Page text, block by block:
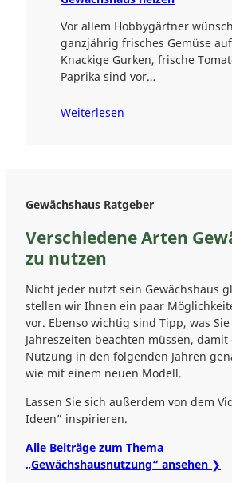
Vor allem Hobbygärtner
ganzjährig frisches Gemüse
Knackige Gurken, frische
Paprika sind vor…
Weiterlesen
Gewächshaus Ratgeber
Verschiedene Arten
zu nutzen
Nicht jeder nutzt sein Gewächshaus
stellen wir Ihnen ein paar
vor. Ebenso wichtig sind Tipp, was
Jahreszeiten beachten müssen, damit
Nutzung in den folgenden Jahren
wie mit einem neuen Modell.
Lassen Sie sich außerdem von dem
Ideen” inspirieren.
Alle Beiträge zum Thema
„Gewächshausnutzung“ ansehen ❯